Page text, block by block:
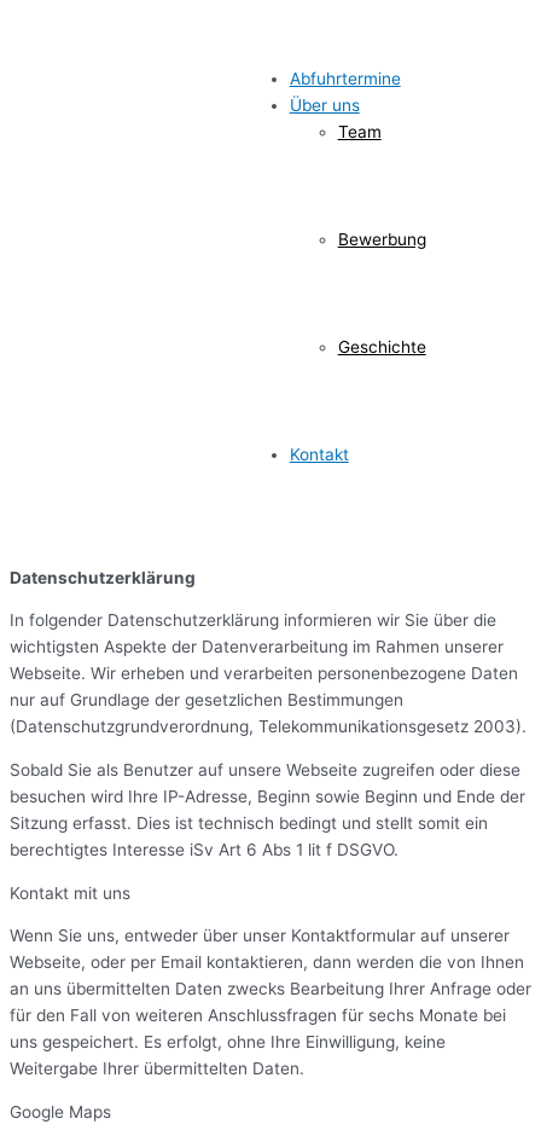
Abfuhrtermine
Über uns
Team
Bewerbung
Geschichte
Kontakt
Datenschutzerklärung
In folgender Datenschutzerklärung informieren wir Sie über die
wichtigsten Aspekte der Datenverarbeitung im Rahmen unserer
Webseite. Wir erheben und verarbeiten personenbezogene Daten
nur auf Grundlage der gesetzlichen Bestimmungen
(Datenschutzgrundverordnung, Telekommunikationsgesetz 2003).
Sobald Sie als Benutzer auf unsere Webseite zugreifen oder diese
besuchen wird Ihre IP-Adresse, Beginn sowie Beginn und Ende der
Sitzung erfasst. Dies ist technisch bedingt und stellt somit ein
berechtigtes Interesse iSv Art 6 Abs 1 lit f DSGVO.
Kontakt mit uns
Wenn Sie uns, entweder über unser Kontaktformular auf unserer
Webseite, oder per Email kontaktieren, dann werden die von Ihnen
an uns übermittelten Daten zwecks Bearbeitung Ihrer Anfrage oder
für den Fall von weiteren Anschlussfragen für sechs Monate bei
uns gespeichert. Es erfolgt, ohne Ihre Einwilligung, keine
Weitergabe Ihrer übermittelten Daten.
Google Maps